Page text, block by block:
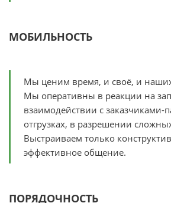
МОБИЛЬНОСТЬ
Мы ценим время, и своё, и
Мы оперативны в реакции на
взаимодействии с заказчиками-
отгрузках, в разрешении
Выстраиваем только
эффективное общение.
ПОРЯДОЧНОСТЬ